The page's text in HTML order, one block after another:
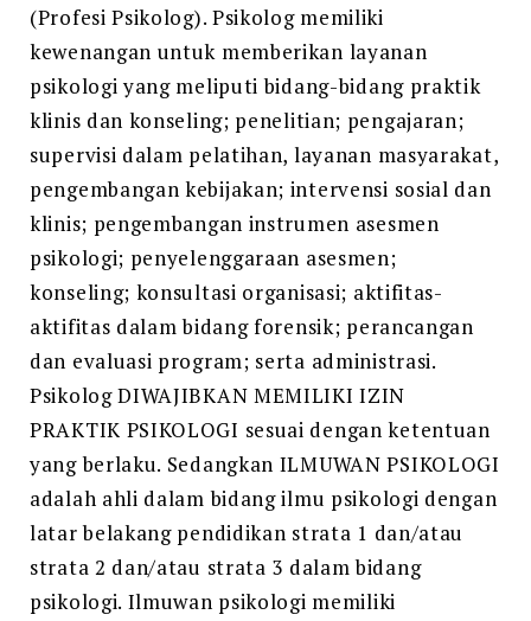
(Profesi Psikolog). Psikolog memiliki
kewenangan untuk memberikan layanan
psikologi yang meliputi bidang-bidang praktik
klinis dan konseling; penelitian; pengajaran;
supervisi dalam pelatihan, layanan masyarakat,
pengembangan kebijakan; intervensi sosial dan
klinis; pengembangan instrumen asesmen
psikologi; penyelenggaraan asesmen;
konseling; konsultasi organisasi; aktifitas-
aktifitas dalam bidang forensik; perancangan
dan evaluasi program; serta administrasi.
Psikolog DIWAJIBKAN MEMILIKI IZIN
PRAKTIK PSIKOLOGI sesuai dengan ketentuan
yang berlaku. Sedangkan ILMUWAN PSIKOLOGI
adalah ahli dalam bidang ilmu psikologi dengan
latar belakang pendidikan strata 1 dan/atau
strata 2 dan/atau strata 3 dalam bidang
psikologi. Ilmuwan psikologi memiliki